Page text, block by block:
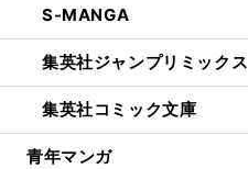
S-MANGA
集英社ジャンプリミックス
集英社コミック文庫
青年マンガ